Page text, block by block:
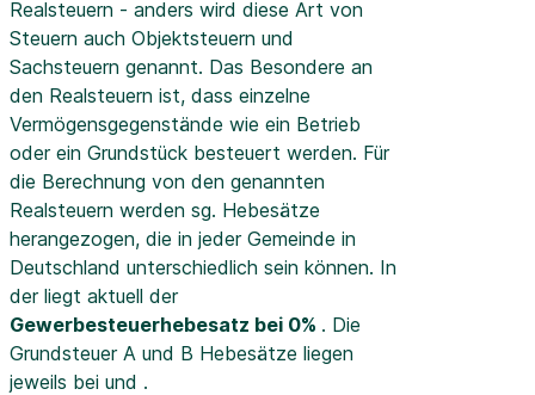
Realsteuern - anders wird diese Art von
Steuern auch Objektsteuern und
Sachsteuern genannt. Das Besondere an
den Realsteuern ist, dass einzelne
Vermögensgegenstände wie ein Betrieb
oder ein Grundstück besteuert werden. Für
die Berechnung von den genannten
Realsteuern werden sg. Hebesätze
herangezogen, die in jeder Gemeinde in
Deutschland unterschiedlich sein können. In
der liegt aktuell der
Gewerbesteuerhebesatz bei 0% . Die
Grundsteuer A und B Hebesätze liegen
jeweils bei und .